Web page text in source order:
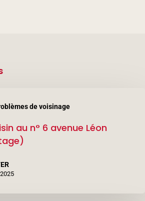
de voisinage
au n° 6 avenue Léon